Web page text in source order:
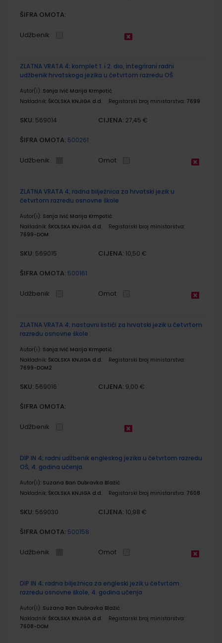
ŠIFRA OMOTA:
Udžbenik
ZLATNA VRATA 4; komplet 1. i 2. dio, integrirani radni
udžbenik hrvatskoga jezika u četvrtom razredu OŠ
Autor(i): Sonja Ivić Marija Krmpotić
Nakladnik: ŠKOLSKA KNJIGA d.d. Registarski broj ministarstva: 7699
SKU: 569014 CIJENA: 27,45 €
ŠIFRA OMOTA: 500261
Udžbenik Omot
ZLATNA VRATA 4; radna bilježnica za hrvatski jezik u
četvrtom razredu osnovne škole
Autor(i): Sonja Ivić Marija Krmpotić
Nakladnik: ŠKOLSKA KNJIGA d.d.
Registarski broj ministarstva:
7699-DOM
SKU: 569015 CIJENA: 10,50 €
ŠIFRA OMOTA: 500161
Udžbenik Omot
ZLATNA VRATA 4; nastavni listići za hrvatski jezik u četvrtom
razredu osnovne škole
Autor(i): Sonja Ivić Marija Krmpotić
Nakladnik: ŠKOLSKA KNJIGA d.d.
Registarski broj ministarstva:
7699-DOM2
SKU: 569016 CIJENA: 9,00 €
ŠIFRA OMOTA:
Udžbenik
DIP IN 4; radni udžbenik engleskog jezika u četvrtom razredu
OŠ, 4. godina učenja
Autor(i): Suzana Ban Dubravka Blažić
Nakladnik: ŠKOLSKA KNJIGA d.d. Registarski broj ministarstva: 7608
SKU: 569030 CIJENA: 10,98 €
ŠIFRA OMOTA: 500158
Udžbenik Omot
DIP IN 4; radna bilježnica za engleski jezik u četvrtom
razredu osnovne škole, 4. godina učenja
Autor(i): Suzana Ban Dubravka Blažić
Nakladnik: ŠKOLSKA KNJIGA d.d.
Registarski broj ministarstva:
7608-DOM